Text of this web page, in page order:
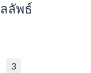
ลัพธ์
3